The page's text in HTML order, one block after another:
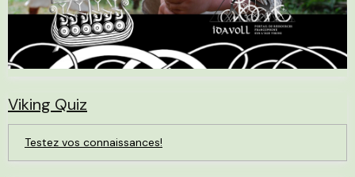
Viking Quiz
Testez vos connaissances!